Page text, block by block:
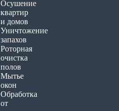
Осушение
квартир
и домов
Уничтожение
запахов
Роторная
очистка
полов
Мытье
окон
Обработка
от